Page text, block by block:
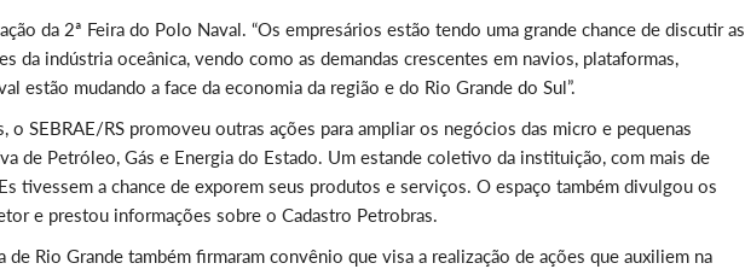
da 2ª Feira do Polo Naval. “Os empresários estão tendo uma grande chance de discutir as
da indústria oceânica, vendo como as demandas crescentes em navios, plataformas,
estão mudando a face da economia da região e do Rio Grande do Sul”.
o SEBRAE/RS promoveu outras ações para ampliar os negócios das micro e pequenas
de Petróleo, Gás e Energia do Estado. Um estande coletivo da instituição, com mais de
tivessem a chance de exporem seus produtos e serviços. O espaço também divulgou os
e prestou informações sobre o Cadastro Petrobras.
de Rio Grande também firmaram convênio que visa a realização de ações que auxiliem na